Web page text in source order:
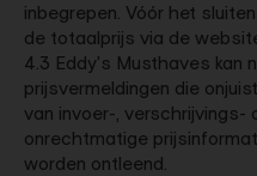
inbegrepen. Vóór het
de totaalprijs via de
4.3 Eddy's Musthaves kan
prijsvermeldingen die
van invoer-, verschrijvings-
onrechtmatige
worden ontleend.